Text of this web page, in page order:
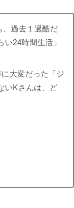
、過去１過酷だ
24時間生活」
大変だった「ジ
いKさんは、ど